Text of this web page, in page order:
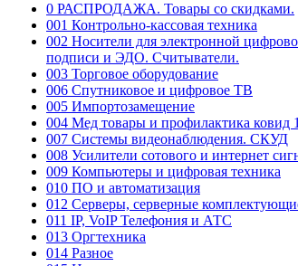
0 РАСПРОДАЖА. Товары со скидками.
001 Контрольно-кассовая техника
002 Носители для электронной
подписи и ЭДО. Считыватели.
003 Торговое оборудование
006 Спутниковое и цифровое ТВ
005 Импортозамещение
004 Мед товары и профилактика ковид
007 Системы видеонаблюдения. СКУД
008 Усилители сотового и интернет
009 Компьютеры и цифровая техника
010 ПО и автоматизация
012 Серверы, серверные
011 IP, VoIP Телефония и АТС
013 Оргтехника
014 Разное